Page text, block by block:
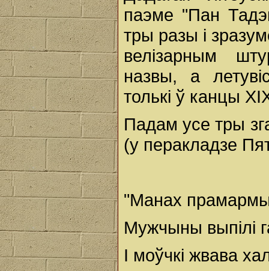
паэме "Пан
тры разы і
велізарным
назвы, а
толькі ў канцы
Падам усе тры
(у перакладзе
"Манах
Мужчыны выпілі
І моўчкі жвава